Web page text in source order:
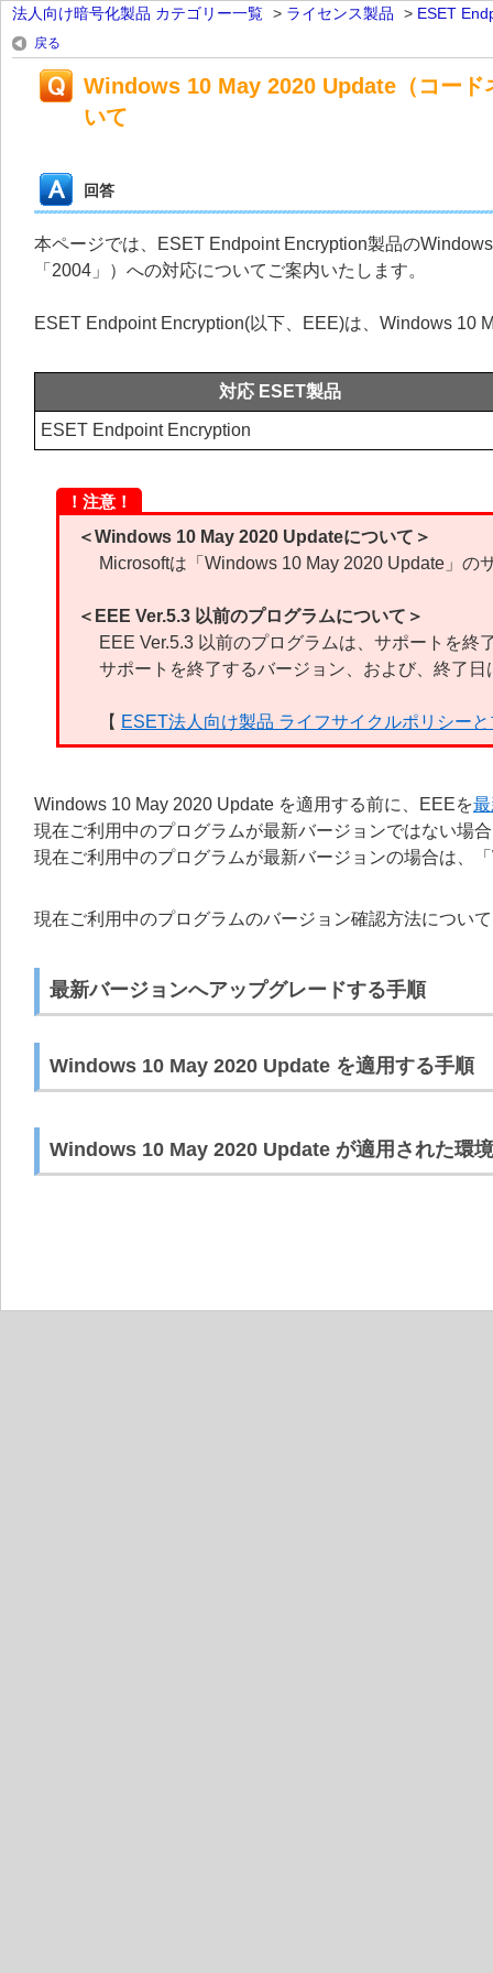
法人向け暗号化製品 カテゴリー一覧 > ライセンス製品 > ESET
戻る
Windows 10 May 2020 Update（コード
いて
回答
本ページでは、ESET Endpoint Encryption製品の
「2004」）への対応についてご案内いたします。
ESET Endpoint Encryption(以下、EEE)は、Windows 10
対応 ESET製品
ESET Endpoint Encryption
！注意！
＜Windows 10 May 2020 Updateについて＞
Microsoftは「Windows 10 May 2020 Update」
＜EEE Ver.5.3 以前のプログラムについて＞
EEE Ver.5.3 以前のプログラムは、サポートを終
サポートを終了するバージョン、および、終了
【 ESET法人向け製品 ライフサイクルポリシー
Windows 10 May 2020 Update を適用する前に、EEEを
現在ご利用中のプログラムが最新バージョンではない場
現在ご利用中のプログラムが最新バージョンの場合は、
現在ご利用中のプログラムのバージョン確認方法について
最新バージョンへアップグレードする手順
Windows 10 May 2020 Update を適用する手順
Windows 10 May 2020 Update が適用された環